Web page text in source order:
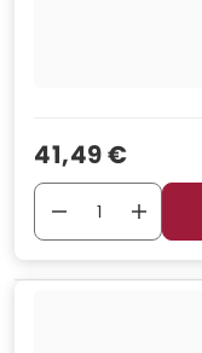
Verkaufspreis
41,49 €